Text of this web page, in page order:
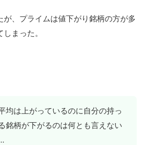
が、プライムは値下がり銘柄の方が多
まった。
均は上がっているのに自分の持っ
銘柄が下がるのは何とも言えない